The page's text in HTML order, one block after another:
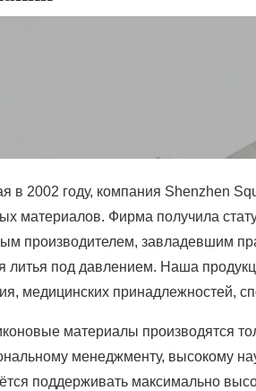
в 2002 году, компания Shenzhen
материалов. Фирма получила
производителем, завладевшим
литья под давлением. Наша
медицинских принадлежностей,
материалы производятся
менеджменту, высокому
поддерживать максимально